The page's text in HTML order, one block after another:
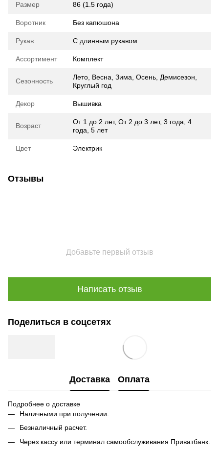
Размер 86 (1.5 года)
Воротник Без капюшона
Рукав С длинным рукавом
Ассортимент Комплект
Сезонность Лето Весна Зима Осень Демисезон
Круглый год
Декор Вышивка
Возраст От 1 до 2 лет, От 2 до 3 лет, 3 года 4
года 5 лет
Цвет Электрик
Отзывы
Добавьте первый отзыв
Написать отзыв
Поделиться в соцсетях
Доставка Оплата
Подробнее о доставке
Наличными при получении.
Безналичный расчет.
Через кассу или терминал самообслуживания Приватбанк.